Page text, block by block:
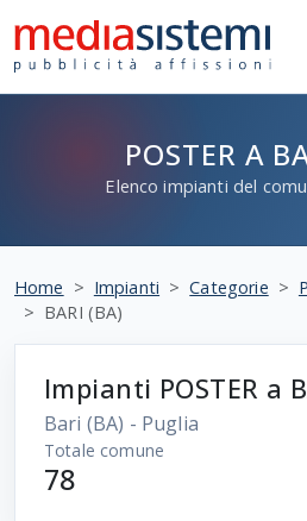
POSTER A
Elenco impianti del
Home Impianti Categorie
BARI (BA)
Impianti POSTER a
Bari (BA) - Puglia
Totale comune
78